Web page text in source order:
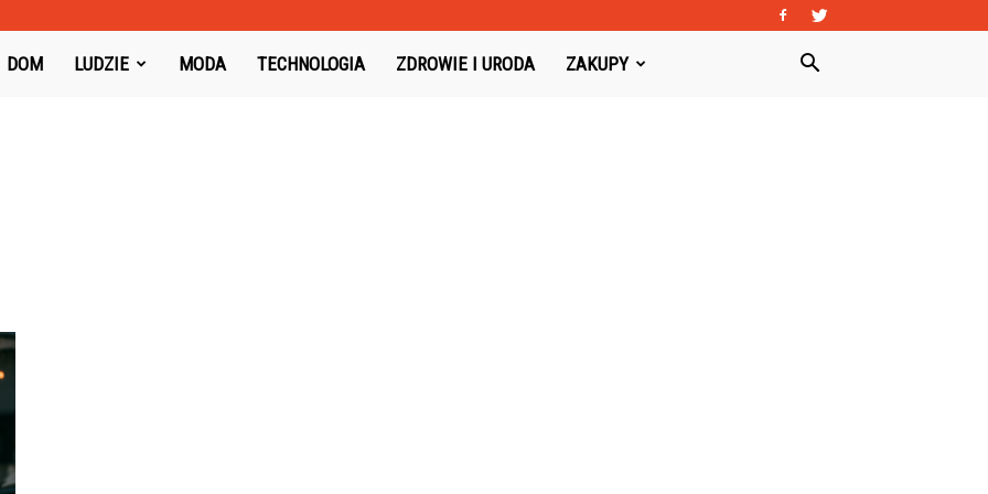
Toysboard.pl
DOM LUDZIE MODA TECHNOLOGIA ZDROWIE I URODA ZAKUPY